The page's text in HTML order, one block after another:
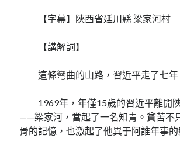
【字幕】陜西省延川縣 梁家河村
【講解詞】
這條彎曲的山路，習近平走了七年
1969年，年僅15歲的習近平離開
——梁家河，當起了一名知青。貧苦不
骨的記憶，也激起了他異于阿誰年事的